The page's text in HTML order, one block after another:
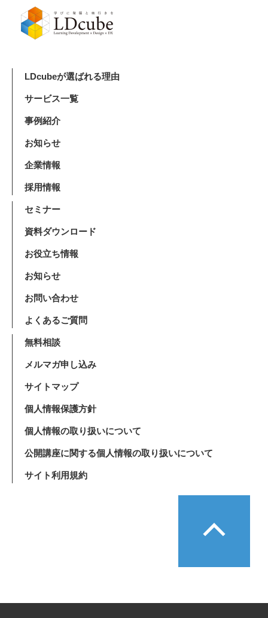
LDcubeが選ばれる理由
サービス一覧
事例紹介
お知らせ
企業情報
採用情報
セミナー
資料ダウンロード
お役立ち情報
お知らせ
お問い合わせ
よくあるご質問
無料相談
メルマガ申し込み
サイトマップ
個人情報保護方針
個人情報の取り扱いについて
公開講座に関する個人情報の取り扱いについて
サイト利用規約